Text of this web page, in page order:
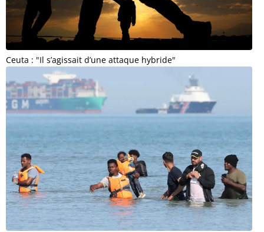
Ceuta : "Il s’agissait d’une attaque hybride"